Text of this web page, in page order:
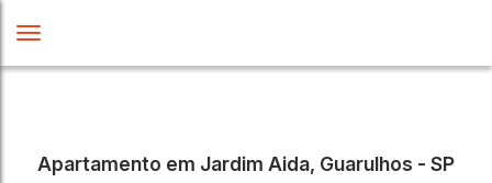
Apartamento em Jardim Aida, Guarulhos - SP